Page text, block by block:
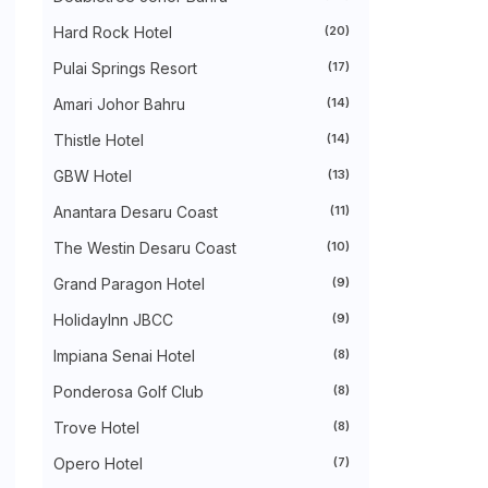
►August 2024(31)
►July 2024(49)
►May 2024(34)
►March 2024(73)
► February 2024
►2023(483)
►November 2023(40)
►September 2023(51)
►August 2023 (41)
July 2023
►June 2023(32)
►April 2023 (29)
►February 2023(42)
►January 2023
►December 2022
Hard Rock Hotel (20)
Pulai Springs Resort (17)
Amari Johor Bahru (14)
Thistle Hotel (14)
GBW Hotel (13)
Anantara Desaru Coast (11)
The Westin Desaru Coast (10)
Grand Paragon Hotel (9)
HolidayInn JBCC (9)
Impiana Senai Hotel (8)
Ponderosa Golf Club (8)
Trove Hotel (8)
Opero Hotel (7)